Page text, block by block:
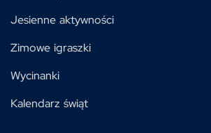
Jesienne aktywności
Zimowe igraszki
Wycinanki
Kalendarz świąt